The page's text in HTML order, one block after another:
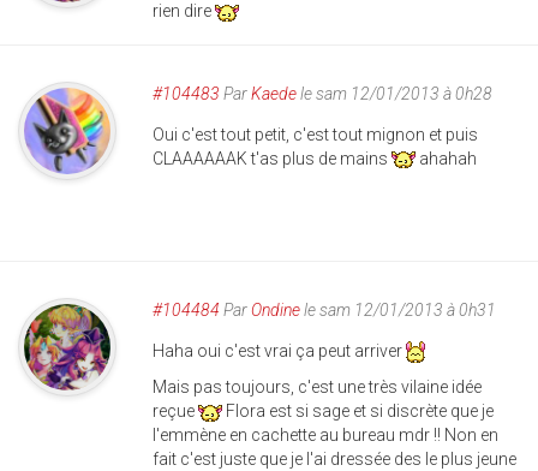
rien dire
#104483 ParKaedele sam 12/01/2013 à 0h28
Oui c'est tout petit, c'est tout mignon et puis
CLAAAAAAK t'as plus de mains
ahahah
#104484 ParOndinele sam 12/01/2013 à 0h31
Haha oui c'est vrai ça peut arriver
Mais pas toujours, c'est une très vilaine idée
reçue
Flora est si sage et si discrète que je
l'emmène en cachette au bureau mdr !! Non en
fait c'est juste que je l'ai dressée des le plus jeune